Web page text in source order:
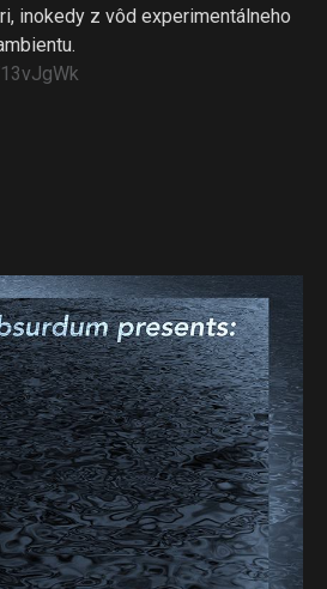
inokedy z vôd experimentálneho